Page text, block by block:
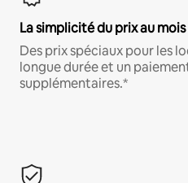
La simplicité du prix au mois
Des prix spéciaux pour les
longue durée et un
supplémentaires.*